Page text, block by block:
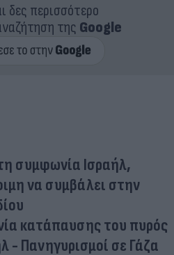
δες περισσότερο
της Google
συμφωνία Ισραήλ,
να συμβάλει στην
κατάπαυσης του πυρός
- Πανηγυρισμοί σε Γάζα